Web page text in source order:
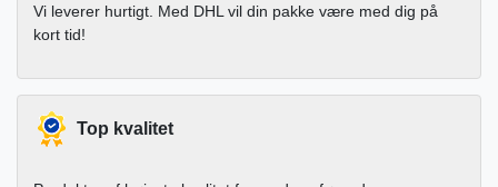
Vi leverer hurtigt. Med DHL vil din pakke være med dig på
kort tid!
Top kvalitet